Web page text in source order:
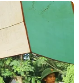
Ấn Độ cho biết
nhân bị mắc kẹt
còn sống.